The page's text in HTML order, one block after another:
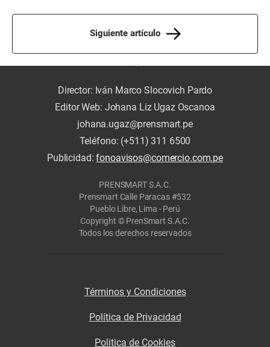
Siguiente artículo
Director: Iván Marco Slocovich Pardo
Editor Web: Johana Liz Ugaz Oscanoa
johana.ugaz@prensmart.pe
Teléfono: (+511) 311 6500
Publicidad:fonoavisos@comercio.com.pe
PRENSMART S.A.C.
Prensmart Calle Paracas #532
Pueblo Libre, Lima - Perú
Copyright © PrenSmart S.A.C.
Todos los derechos reservados
Términos y Condiciones
Política de Privacidad
Politica de Cookies